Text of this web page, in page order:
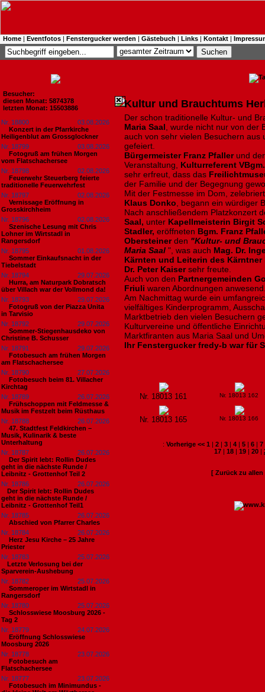
Home | Eventfotos | Fenstergucker werden | Gästebuch | Links | Kontakt |
Besucher:
diesen Monat: 5874378
letzten Monat: 15503886
Nr. 18800
03.08.2026
Konzert in der Pfarrkirche
Heiligenblut am Grossglockner
Nr. 18799
03.08.2026
Fotogruß am frühen Morgen
vom Flatschachersee
Nr. 18798
02.08.2026
Feuerwehr Steuerberg feierte
traditionelle Feuerwehrfest
Nr. 18797
02.08.2026
Vernissage Eröffnung in
Grosskirchheim
Nr. 18796
02.08.2026
Szenische Lesung mit Chris
Lohner im Wirtstadl in
Rangersdorf
Nr. 18795
01.08.2026
Sommer Einkaufsnacht in der
Tiebelstadt
Nr. 18794
29.07.2026
Hurra, am Naturpark Dobratsch
über Villach war der Vollmond da!
Nr. 18793
29.07.2026
Fotogruß von der Piazza Unita
in Tarvisio
Nr. 18792
29.07.2026
Sommer-Stiegenhausdeko von
Christine B. Schusser
Nr. 18791
29.07.2026
Fotobesuch am frühen Morgen
am Flatschachersee
Nr. 18790
27.07.2026
Fotobesuch beim 81. Villacher
Kirchtag
Nr. 18789
26.07.2026
Frühschoppen mit Feldmesse &
Musik im Festzelt beim Rüsthaus
Nr. 18788
26.07.2026
47. Stadtfest Feldkirchen –
Musik, Kulinarik & beste
Unterhaltung
Nr. 18787
26.07.2026
Der Spirit lebt: Rollin Dudes
geht in die nächste Runde /
Leibnitz - Grottenhof Teil 2
Nr. 18786
26.07.2026
​Der Spirit lebt: Rollin Dudes
geht in die nächste Runde /
Leibnitz - Grottenhof Teil1
Nr. 18785
26.07.2026
Abschied von Pfarrer Charles
Nr. 18784
26.07.2026
Herz Jesu Kirche – 25 Jahre
Priester
Nr. 18783
25.07.2026
​Letzte Verlosung bei der
Sparverein-Aushebung
Nr. 18782
25.07.2026
Sommeroper im Wirtstadl in
Rangersdorf
Nr. 18780
25.07.2026
Schlosswiese Moosburg 2026 -
Tag 2
Nr. 18779
24.07.2026
Eröffnung Schlosswiese
Moosburg 2026
Nr. 18778
23.07.2026
Fotobesuch am
Flatschachersee
Nr. 18777
23.07.2026
Fotobesuch im Minimundus -
Kultur und Brauchtums
Der schon traditionelle Kultur- und
Maria Saal , wurde nicht nur von
auch von sehr vielen Besuchern
gefeiert.
Bürgermeister Franz Pfallerund
Veranstaltung, Kulturreferent
sehr erfreut, dass das
der Familie und der Begegnung
Mit der Festmesse im Dom,
Klaus Donko , begann ein würdiger
Nach anschließendem Platzkonzert
Saal, unter Kapellmeisterin Birgit
Stadler, eröffneten Bgm. Franz
Obersteinerden "Kultur- und
Maria Saal ", was auch Mag. Dr.
Kärnten und Leiterin des
Dr. Peter Kaisersehr freute.
Auch von den Partnergemeinden
Friuli waren Abordnungen
Am Nachmittag wurde ein
vielfältiges Kinderprogramm,
Marktbetrieb den vielen Besuchern
Kulturvereine und öffentliche
Marktfiranten aus Maria Saal und
Ihr Fenstergucker fredy-b war für
Nr. 18013 161 Nr. 18013 162
Nr. 18013 165 Nr. 18013 166
: Vorherige << 1 | 2 | 3 | 4 | 5 | 6 | 7
17 | 18 | 19 | 20 |
[ Zurück zu